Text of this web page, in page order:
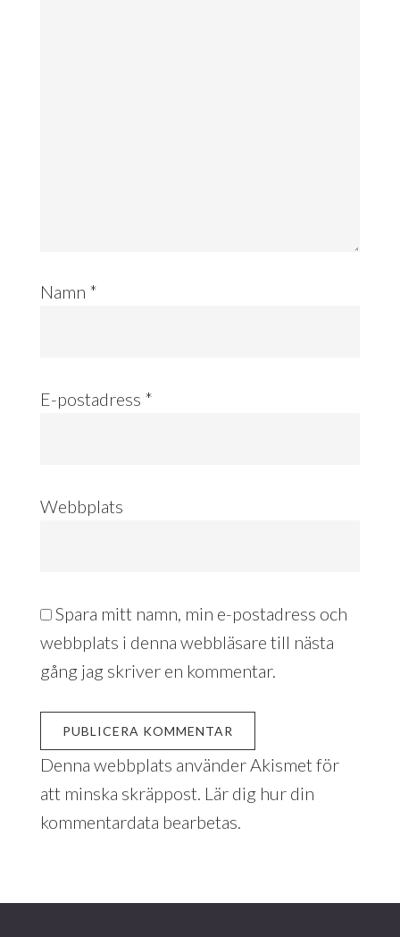
Namn *
E-postadress *
Webbplats
Spara mitt namn, min e-postadress och
webbplats i denna webbläsare till nästa
gång jag skriver en kommentar.
Denna webbplats använder Akismet för
att minska skräppost. Lär dig hur din
kommentardata bearbetas